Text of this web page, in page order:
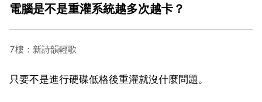
電腦是不是重灌系統越多次越卡？
7樓：新詩韻輕歌
只要不是進行硬碟低格後重灌就沒什麼問題。